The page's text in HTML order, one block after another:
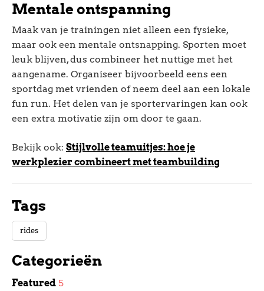
Mentale ontspanning
Maak van je trainingen niet alleen een fysieke,
maar ook een mentale ontsnapping. Sporten moet
leuk blijven, dus combineer het nuttige met het
aangename. Organiseer bijvoorbeeld eens een
sportdag met vrienden of neem deel aan een lokale
fun run. Het delen van je sportervaringen kan ook
een extra motivatie zijn om door te gaan.
Bekijk ook: Stijlvolle teamuitjes: hoe je
werkplezier combineert met teambuilding
Tags
rides
Categorieën
Featured 5